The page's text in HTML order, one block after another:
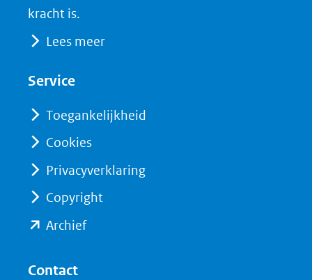
in
(verwijst
een
andere
website)
(verwijst
andere
kracht is.
Lees meer
Service
Toegankelijkheid
Cookies
Privacyverklaring
Copyright
Archief(opent
Contact